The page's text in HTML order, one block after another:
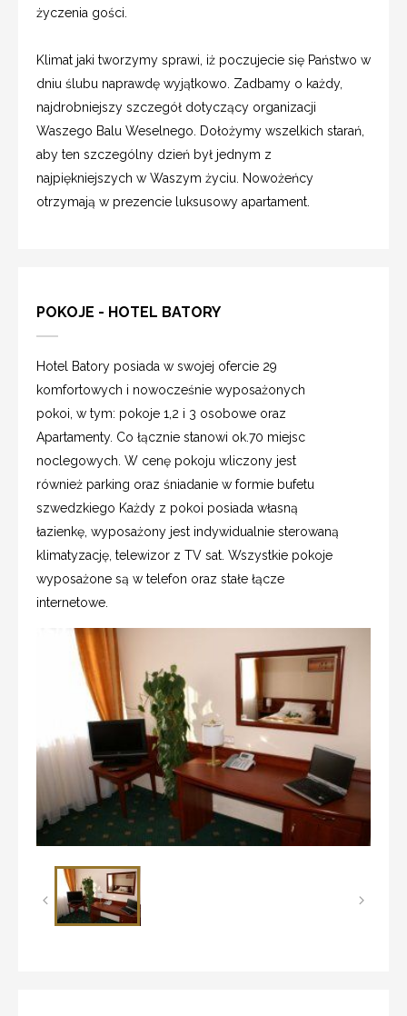
życzenia gości.
Klimat jaki tworzymy sprawi, iż poczujecie się Państwo w
dniu ślubu naprawdę wyjątkowo. Zadbamy o każdy,
najdrobniejszy szczegół dotyczący organizacji
Waszego Balu Weselnego. Dołożymy wszelkich starań,
aby ten szczególny dzień był jednym z
najpiękniejszych w Waszym życiu. Nowożeńcy
otrzymają w prezencie luksusowy apartament.
POKOJE - HOTEL BATORY
Hotel Batory posiada w swojej ofercie 29
komfortowych i nowocześnie wyposażonych
pokoi, w tym: pokoje 1,2 i 3 osobowe oraz
Apartamenty. Co łącznie stanowi ok.70 miejsc
noclegowych. W cenę pokoju wliczony jest
również parking oraz śniadanie w formie bufetu
szwedzkiego Każdy z pokoi posiada własną
łazienkę, wyposażony jest indywidualnie sterowaną
klimatyzację, telewizor z TV sat. Wszystkie pokoje
wyposażone są w telefon oraz stałe łącze
internetowe.